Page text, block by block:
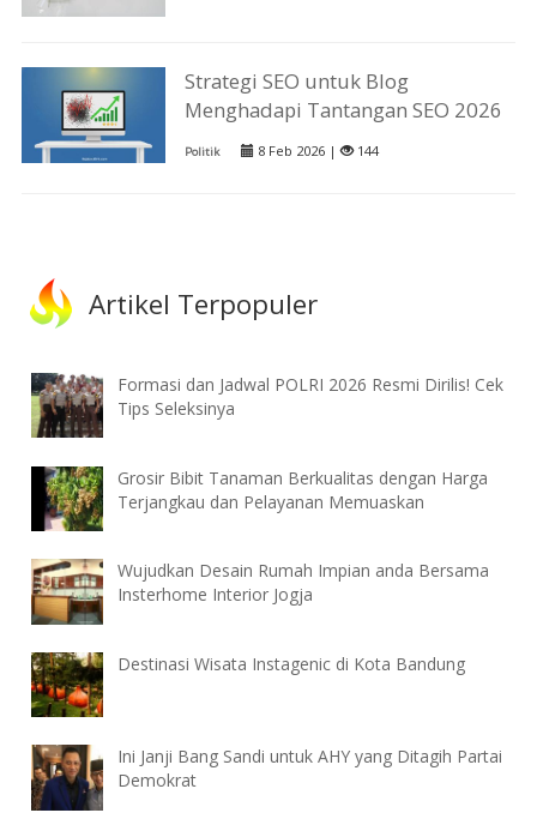
Strategi SEO untuk Blog
Menghadapi Tantangan SEO 2026
Politik 8 Feb 2026 | 144
Artikel Terpopuler
Formasi dan Jadwal POLRI 2026 Resmi Dirilis! Cek
Tips Seleksinya
Grosir Bibit Tanaman Berkualitas dengan Harga
Terjangkau dan Pelayanan Memuaskan
Wujudkan Desain Rumah Impian anda Bersama
Insterhome Interior Jogja
Destinasi Wisata Instagenic di Kota Bandung
Ini Janji Bang Sandi untuk AHY yang Ditagih Partai
Demokrat